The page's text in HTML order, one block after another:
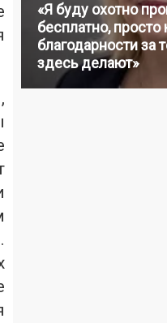
«Я буду охотно
бесплатно, просто
благодарности за
здесь делают»